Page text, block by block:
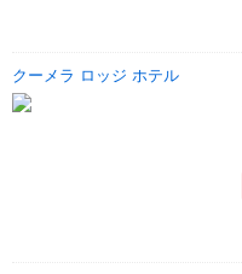
クーメラ ロッジ ホテル